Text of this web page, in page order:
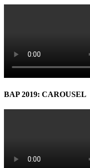
BAP 2019: CAROUSEL